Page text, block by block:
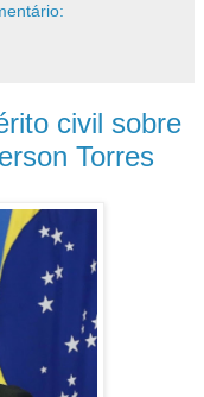
civil sobre
Torres